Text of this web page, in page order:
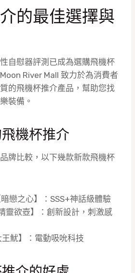
的最佳選擇與
自慰器評測已成為選購飛機杯
River Mall 致力於為消費者
的飛機杯推介產品，幫助您找
裝備。
機杯推介
牌比較，以下幾款新款飛機杯
戀之心】：SSS+神話級體驗
靈欲壺】：創新設計，刺激感
王魷】：電動吸吮科技